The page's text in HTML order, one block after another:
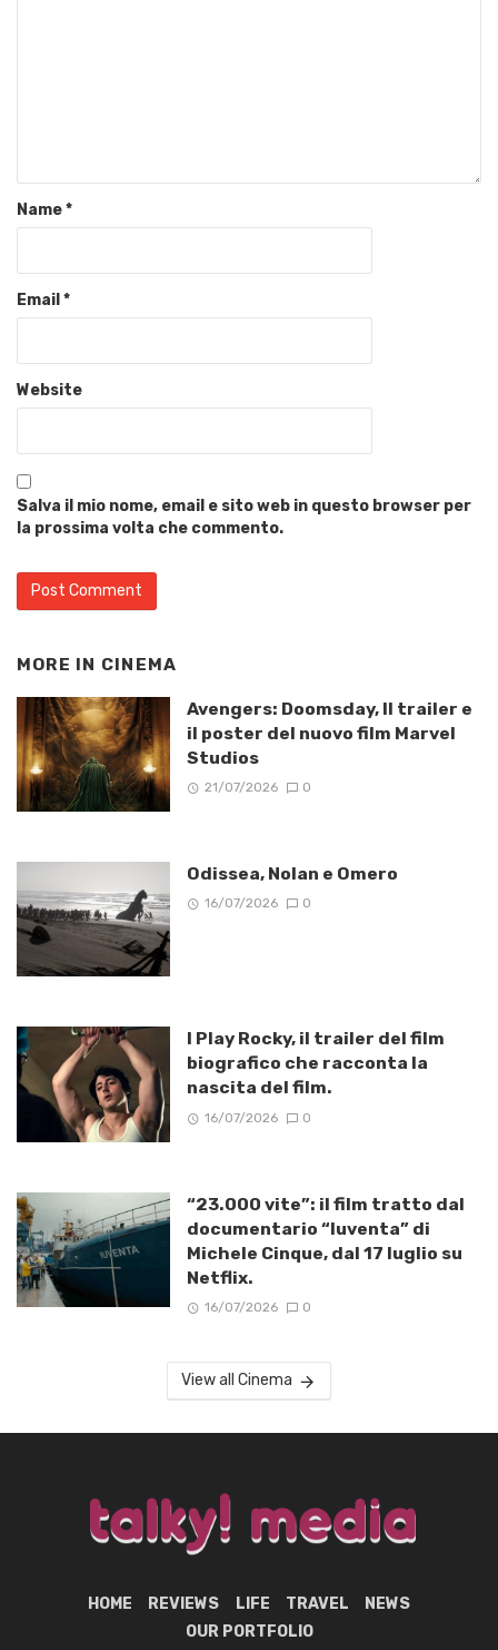
Name*
Email *
Website
Salva il mio nome, email e sito web in questo browser per
la prossima volta che commento.
MORE IN CINEMA
Avengers: Doomsday, Il trailer e
il poster del nuovo film Marvel
Studios
21/07/2026 0
Odissea, Nolan e Omero
16/07/2026 0
I Play Rocky, il trailer del film
biografico che racconta la
nascita del film.
16/07/2026 0
“23.000 vite”: il film tratto dal
documentario “Iuventa” di
Michele Cinque, dal 17 luglio su
Netflix.
16/07/2026 0
View all Cinema
HOME REVIEWS LIFE TRAVEL
NEWS
OUR PORTFOLIO